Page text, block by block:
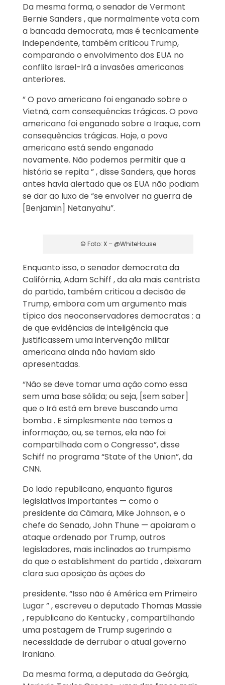
Da mesma forma, o senador de Vermont
Bernie Sanders , que normalmente vota com
a bancada democrata, mas é tecnicamente
independente, também criticou Trump,
comparando o envolvimento dos EUA no
conflito Israel-Irã a invasões americanas
anteriores.
” O povo americano foi enganado sobre o
Vietnã, com consequências trágicas. O povo
americano foi enganado sobre o Iraque, com
consequências trágicas. Hoje, o povo
americano está sendo enganado
novamente. Não podemos permitir que a
história se repita ” , disse Sanders, que horas
antes havia alertado que os EUA não podiam
se dar ao luxo de “se envolver na guerra de
[Benjamin] Netanyahu”.
© Foto: X – @WhiteHouse
Enquanto isso, o senador democrata da
Califórnia, Adam Schiff , da ala mais centrista
do partido, também criticou a decisão de
Trump, embora com um argumento mais
típico dos neoconservadores democratas : a
de que evidências de inteligência que
justificassem uma intervenção militar
americana ainda não haviam sido
apresentadas.
“Não se deve tomar uma ação como essa
sem uma base sólida; ou seja, [sem saber]
que o Irã está em breve buscando uma
bomba . E simplesmente não temos a
informação, ou, se temos, ela não foi
compartilhada com o Congresso”, disse
Schiff no programa “State of the Union”, da
CNN.
Do lado republicano, enquanto figuras
legislativas importantes — como o
presidente da Câmara, Mike Johnson, e o
chefe do Senado, John Thune — apoiaram o
ataque ordenado por Trump, outros
legisladores, mais inclinados ao trumpismo
do que o establishment do partido , deixaram
clara sua oposição às ações do
presidente. “Isso não é América em Primeiro
Lugar ” , escreveu o deputado Thomas Massie
, republicano do Kentucky , compartilhando
uma postagem de Trump sugerindo a
necessidade de derrubar o atual governo
iraniano.
Da mesma forma, a deputada da Geórgia,